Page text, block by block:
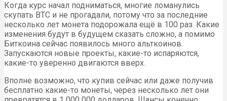
Когда курс начал подниматься, многие ломанулись
скупать BTC и не прогадали, потому что за последние
несколько лет монета подорожала ещё в 100 раз. Какие
изменения будут в будущем сказать сложно, а помимо
Биткоина сейчас появилось много альткоинов.
Запускаются новые проекты, какие-то испаряются,
какие-то уверенно двигаются вверх.
Вполне возможно, что купив сейчас или даже получив
бесплатно какие-то монеты, через несколько лет они